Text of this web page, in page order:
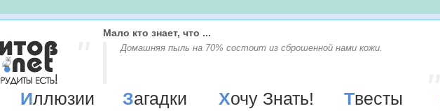
Мало кто знает, что ...
Домашняя пыль на 70% состоит из сброшенной нами кожи.
Иллюзии Загадки Хочу Знать! Твесты